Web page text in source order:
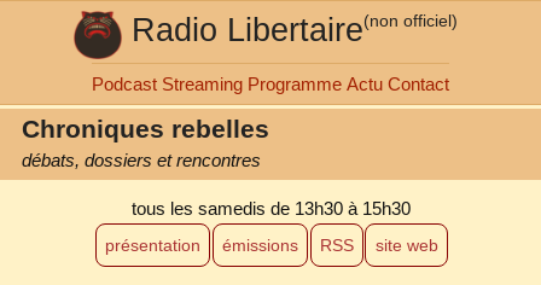
Radio Libertaire(non officiel)
Podcast Streaming Programme Actu Contact
Chroniques rebelles
débats, dossiers et rencontres
tous les samedis de 13h30 à 15h30
présentation émissions RSS site web